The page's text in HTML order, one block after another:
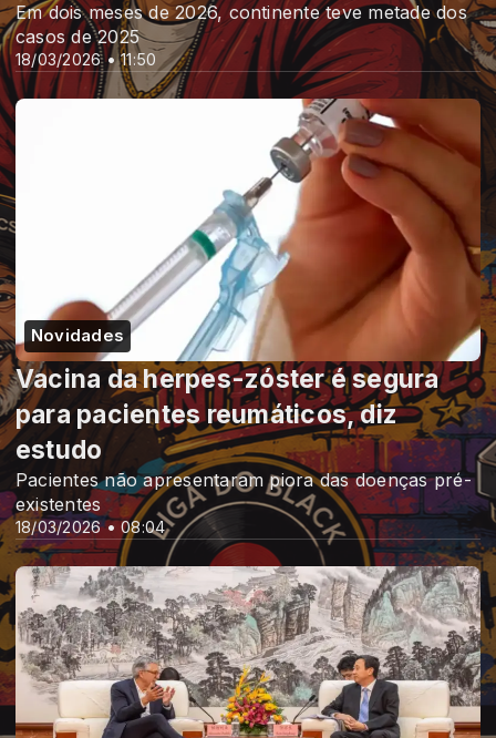
18/03/2026 • 11:50
Em dois meses de 2026, continente teve metade dos
casos de 2025
Novidades
18/03/2026 • 08:04
Vacina da herpes-zóster é segura
para pacientes reumáticos, diz
estudo
Pacientes não apresentaram piora das doenças pré-
existentes